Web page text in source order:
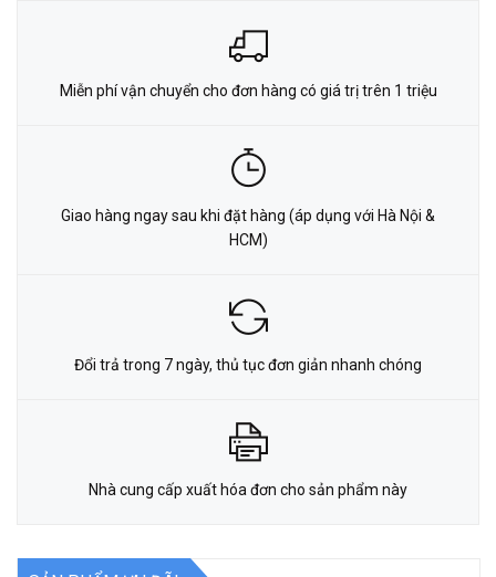
Miễn phí vận chuyển cho đơn hàng có giá trị trên 1 triệu
Giao hàng ngay sau khi đặt hàng (áp dụng với Hà Nội &
HCM)
Đổi trả trong 7 ngày, thủ tục đơn giản nhanh chóng
Nhà cung cấp xuất hóa đơn cho sản phẩm này